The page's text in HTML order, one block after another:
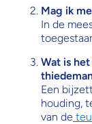
Mag ik
In de
Wat is
Een
houding,
van de